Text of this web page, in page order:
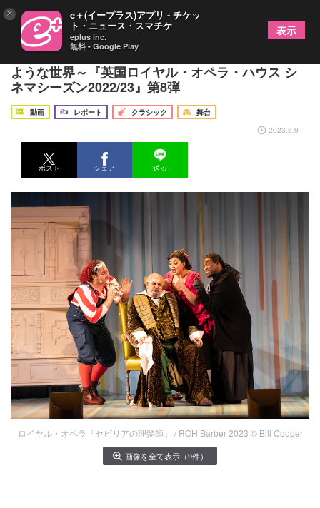
ロイヤル・オペラの『セビリアの理髪師』は絵本の
ような世界～『英国ロイヤル・オペラ・ハウス シ
ネマシーズン2022/23』第8弾
動画 レポート クラシック
舞台
2023.5.9
ポスト シェア 送る
ロイヤル・オペラ『セビリアの理髪師』 / ROH Barber 2023 © Bill Cooper
画像を全て表示（9件）
× e＋(イープラス)アプリ - チケッ
ト・ニュース・スマチケ
eplus inc.
無料 - Google Play
表示